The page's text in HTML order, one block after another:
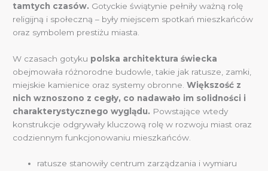
tamtych czasów. Gotyckie świątynie pełniły ważną rolę
religijną i społeczną – były miejscem spotkań mieszkańców
oraz symbolem prestiżu miasta.
W czasach gotyku polska architektura świecka
obejmowała różnorodne budowle, takie jak ratusze, zamki,
miejskie kamienice oraz systemy obronne.Większość z
nich wznoszono z cegły, co nadawało im solidności i
charakterystycznego wyglądu. Powstające wtedy
konstrukcje odgrywały kluczową rolę w rozwoju miast oraz
codziennym funkcjonowaniu mieszkańców.
ratusze stanowiły centrum zarządzania i wymiaru